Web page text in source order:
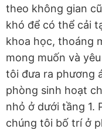
theo không gian
khó để có thể cải
khoa học, thoáng
mong muốn và
tôi đưa ra phương
phòng sinh hoạt
nhỏ ở dưới tầng 1.
chúng tôi bố trí ở